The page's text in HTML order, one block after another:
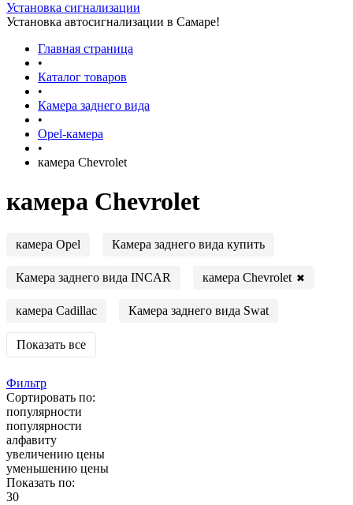
Установка сигнализации
Установка автосигнализации в Самаре!
Главная страница
•
Каталог товаров
•
Камера заднего вида
•
Opel-камера
•
камера Chevrolet
камера Chevrolet
камера Opel Камера заднего вида купить
Камера заднего вида INCAR камера Chevrolet ✖
камера Cadillac Камера заднего вида Swat
Показать все
Фильтр
Сортировать по:
популярности
популярности
алфавиту
увеличению цены
уменьшению цены
Показать по:
30